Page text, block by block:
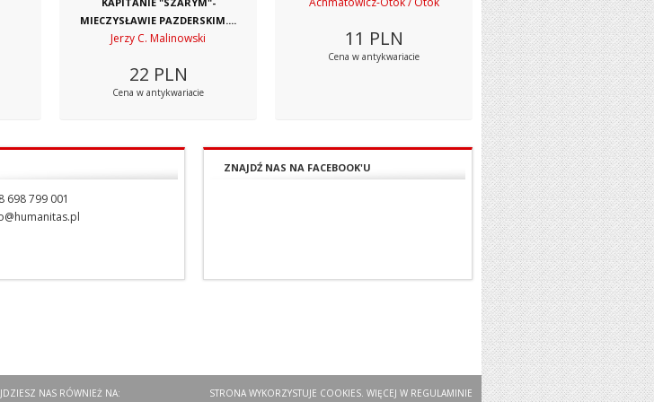
MIECZYSŁAWIE PAZDERSKIM....
Jerzy C. Malinowski
22 PLN
Cena w antykwariacie
11 PLN
Cena w antykwariacie
698 799 001
ZNAJDŹ NAS NA FACEBOOK'U
NAS RÓWNIEŻ NA: STRONA WYKORZYSTUJE COOKIES. WIĘCEJ W REGULAMINIE